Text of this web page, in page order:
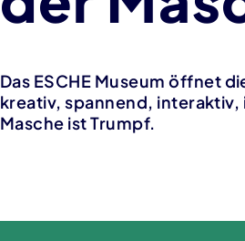
Das ESCHE Museum öffnet
kreativ, spannend,
Masche ist Trumpf.